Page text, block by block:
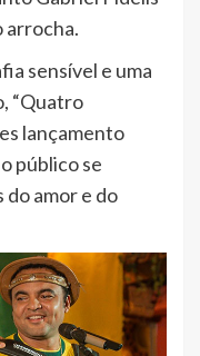
arrocha.
sensível e uma
“Quatro
lançamento
público se
amor e do